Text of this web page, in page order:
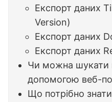
Експорт даних
Version)
Експорт даних
Експорт даних
Чи можна шукати
допомогою веб-
Що потрібно